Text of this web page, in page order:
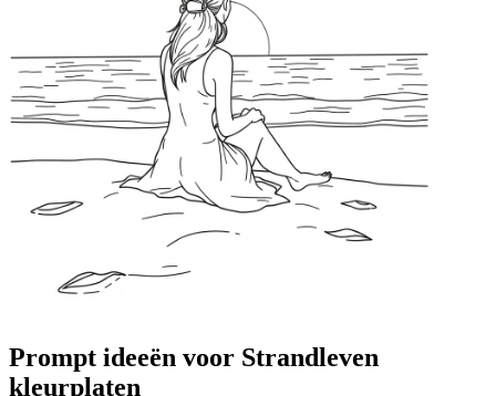
Prompt ideeën voor Strandleven
kleurplaten